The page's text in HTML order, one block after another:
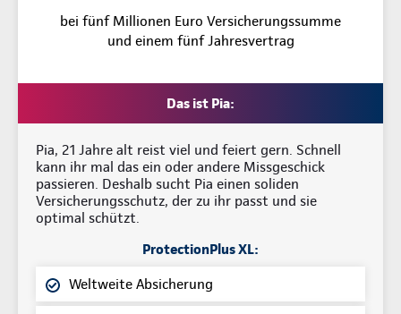
bei fünf Millionen Euro Versicherungssumme
und einem fünf Jahresvertrag
Das ist Pia:
Pia, 21 Jahre alt reist viel und feiert gern. Schnell
kann ihr mal das ein oder andere Missgeschick
passieren. Deshalb sucht Pia einen soliden
Versicherungsschutz, der zu ihr passt und sie
optimal schützt.
ProtectionPlus XL:
Weltweite Absicherung